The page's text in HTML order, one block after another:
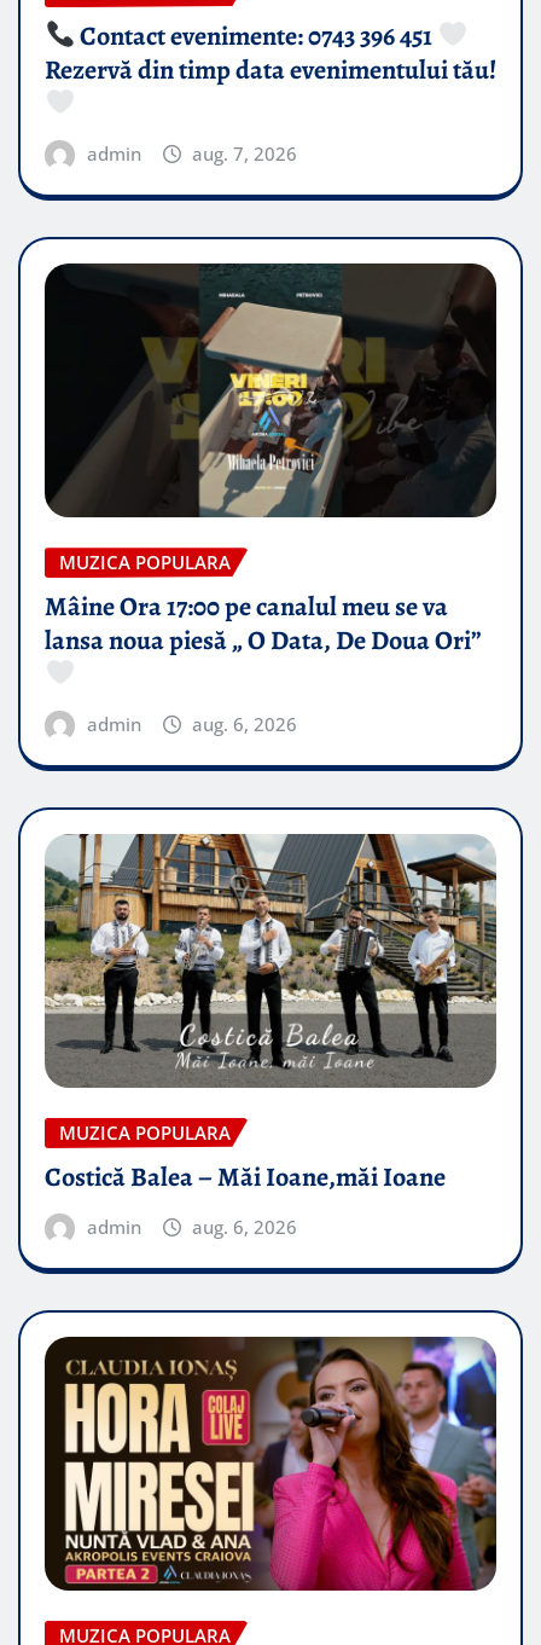
Contact evenimente: 0743 396 451
Rezervă din timp data evenimentului tău!
admin aug. 7, 2026
MUZICA POPULARA
Mâine Ora 17:00 pe canalul meu se va
lansa noua piesă „ O Data, De Doua Ori”
admin aug. 6, 2026
MUZICA POPULARA
Costică Balea – Măi Ioane,măi Ioane
admin aug. 6, 2026
MUZICA POPULARA